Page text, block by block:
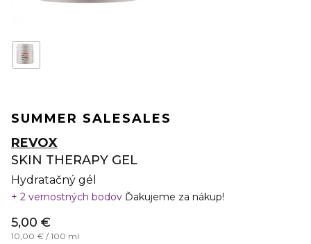
SUMMER SALESALES
REVOX
SKIN THERAPY GEL
Hydratačný gél
2 vernostných bodov Ďakujeme za nákup!
5,00 €
10,00 € / 100 ml